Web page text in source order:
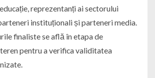
reprezentanți ai sectorului
instituționali și parteneri media.
finaliste se află în etapa de
pentru a verifica validitatea